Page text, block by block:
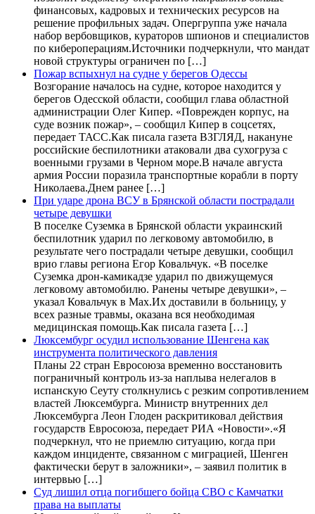
финансовых, кадровых и технических ресурсов на
решение профильных задач. Опергруппа уже начала
набор вербовщиков, кураторов шпионов и специалистов
по кибероперациям.Источники подчеркнули, что мандат
новой структуры ограничен по […]
Пожар вспыхнул на судне у берегов Одессы
Возгорание началось на судне, которое находится у
берегов Одесской области, сообщил глава областной
администрации Олег Кипер. «Поврежден корпус, на
суде возник пожар», – сообщил Кипер в соцсетях,
передает ТАСС.Как писала газета ВЗГЛЯД, накануне
российские беспилотники атаковали два сухогруза с
военными грузами в Черном море.В начале августа
армия России поразила транспортные корабли в порту
Николаева.Днем ранее […]
При ударе дрона ВСУ в Брянской области пострадали
четыре девушки
В поселке Суземка в Брянской области украинский
беспилотник ударил по легковому автомобилю, в
результате чего пострадали четыре девушки, сообщил
врио главы региона Егор Ковальчук. «В поселке
Суземка дрон-камикадзе ударил по движущемуся
легковому автомобилю. Ранены четыре девушки», –
указал Ковальчук в Max.Их доставили в больницу, у
всех разные травмы, оказана вся необходимая
медицинская помощь.Как писала газета […]
Люксембург осудил использование Шенгена как
инструмента политического давления
Планы 22 стран Евросоюза временно восстановить
пограничный контроль из-за наплыва нелегалов в
испанскую Сеуту столкнулись с резким сопротивлением
властей Люксембурга. Министр внутренних дел
Люксембурга Леон Глоден раскритиковал действия
государств Евросоюза, передает РИА «Новости».«Я
подчеркнул, что не приемлю ситуацию, когда при
каждом инциденте, связанном с миграцией, Шенген
фактически берут в заложники», – заявил политик в
интервью […]
Суд лишил отца погибшего бойца СВО с Камчатки
права на выплаты